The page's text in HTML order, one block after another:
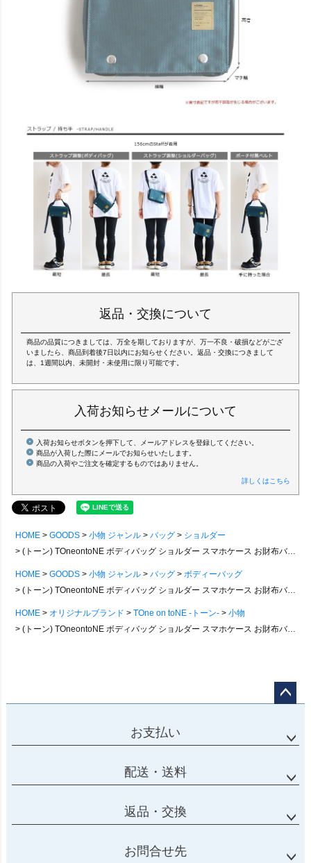
返品・交換について
商品の品質につきましては、万全を期しておりますが、万一不良・破損などがござ
いましたら、商品到着後7日以内にお知らせください。返品・交換につきまして
は、1週間以内、未開封・未使用に限り可能です。
入荷お知らせメールについて
入荷お知らせボタンを押下して、メールアドレスを登録してください。
商品が入荷した際にメールでお知らせいたします。
商品の入荷やご注文を確定するものではありません。
詳しくはこちら
HOME GOODS 小物 ジャンル バッグ
ショルダー
(トーン) TOneontoNE ボディバッグ ショルダー スマホケース お財布バッグ ハンドバッグ ミニ 『5WAY』
HOME GOODS 小物 ジャンル バッグ
ボディーバッグ
(トーン) TOneontoNE ボディバッグ ショルダー スマホケース お財布バッグ ハンドバッグ ミニ 『5WAY』
HOME オリジナルブランド TOne on toNE -トーン-
小物
(トーン) TOneontoNE ボディバッグ ショルダー スマホケース お財布バッグ ハンドバッグ ミニ 『5WAY』
お支払い
配送・送料
返品・交換
お問合せ先